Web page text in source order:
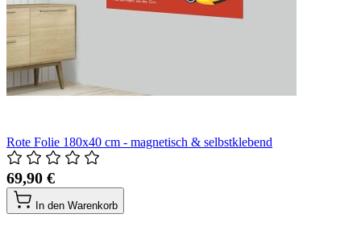
Rote Folie 180x40 cm - magnetisch & selbstklebend
69,90 €
In den Warenkorb